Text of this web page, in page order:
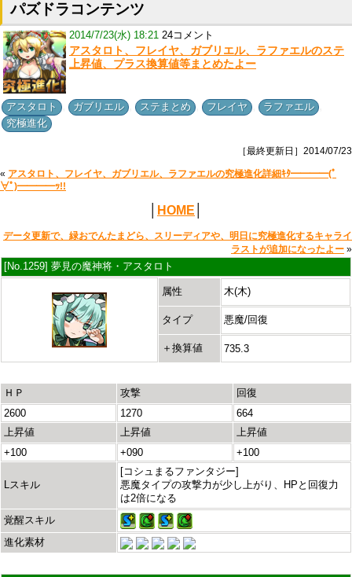
パズドラコンテンツ
2014/7/23(水) 18:21 24コメント
アスタロト、フレイヤ、ガブリエル、ラファエルのステ
上昇値、プラス換算値等まとめたよー
アスタロト ガブリエル ステまとめ フレイヤ ラファエル
究極進化
［最終更新日］2014/07/23
« アスタロト、フレイヤ、ガブリエル、ラファエルの究極進化詳細ｷﾀ━━━━(ﾟ
∀ﾟ)━━━━ｯ!!
HOME
データ更新で、緑おでんたまどら、スリーディアや、明日に究極進化するキャライ
ラストが追加になったよー »
[No.1259] 夢見の魔神将・アスタロト
属性 木(木)
タイプ 悪魔/回復
＋換算値 735.3
ＨＰ 攻撃
回復
2600
1270
664
上昇値
上昇値
上昇値
+100
+090 +100
Lスキル
[コシュまるファンタジー]
悪魔タイプの攻撃力が少し上がり、HPと回復力
は2倍になる
覚醒スキル
進化素材